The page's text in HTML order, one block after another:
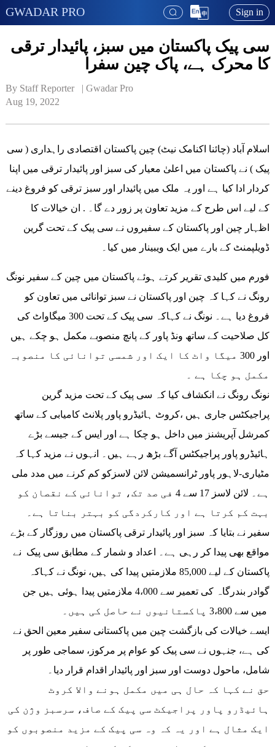
GWADAR PRO Sign in
سی پیک پاکستان میں سبز، پائیدار ترقی
کا محرک ہے، پاک چین سفرا
By Staff Reporter   | Gwadar Pro
Aug 19, 2022
اسلام آباد (چائنا اکنامک نیٹ) چین پاکستان اقتصادی راہداری ( سی
پیک ) نے پاکستان میں اعلیٰ معیار کی سبز اور پائیدار ترقی میں اپنا
کردار ادا کیا ہے اور یہ ملک میں پائیدار اور سبز ترقی کو فروغ دینے
کے لیے اس طرح کے مزید تعاون پر زور دے گا۔ . ان خیالات کا
اظہار چین اور پاکستان کے سفیروں نے سی پیک کے تحت گرین
ڈویلپمنٹ کے بارے میں ایک ویبینار میں کیا۔
فورم میں کلیدی تقریر کرتے ہوئے پاکستان میں چین کے سفیر نونگ
رونگ نے کہا کہ چین اور پاکستان نے سبز توانائی میں تعاون کو
فروغ دیا ہے۔ نونگ نے کہاکہ سی پیک کے تحت 300 میگاواٹ کی
کل صلاحیت کے ساتھ ونڈ پاور کے پانچ منصوبے مکمل ہو چکے ہیں
اور 300 میگا واٹ کا ایک اور شمسی توانائی کا منصوبہ
مکمل ہو چکا ہے ۔
نونگ رونگ نے انکشاف کیا کہ سی پیک کے تحت مزید گرین
پراجیکٹس جاری ہیں ،کروٹ ہائیڈرو پاور پلانٹ کامیابی کے ساتھ
کمرشل آپریشنز میں داخل ہو چکا ہے اور ایس کے جیسے بڑے
ہائیڈرو پاور پراجیکٹس آگے بڑھ رہے ہیں۔ انہوں نے مزید کہا کہ
مٹیاری-لاہور پاور ٹرانسمیشن لائن لاسزکو کم کرنے میں مدد ملی
ہے۔ لائن لاسز 17 سے 4 فی صد تک، توانائی کے نقصان کو
بہت کم کرتا ہے اور کارکردگی کو بہتر بناتا ہے۔
سفیر نے بتایا کہ سبز اور پائیدار ترقی پاکستان میں روزگار کے بڑے
مواقع بھی پیدا کر رہی ہے۔ اعداد و شمار کے مطابق سی پیک نے
پاکستان کے لیے 85,000 ملازمتیں پیدا کی ہیں، نونگ نے کہاکہ
گوادر بندرگاہ کی تعمیر سے 4،000 ملازمتیں پیدا ہوئی ہیں جن
ایسے خیالات کی بازگشت چین میں پاکستانی سفیر معین الحق نے
کی ہے، جنہوں نے سی پیک کو عوام پر مرکوز، سماجی طور پر
شامل، ماحول دوست اور سبز اور پائیدار اقدام قرار دیا۔
حق نے کہا کہ حال ہی میں مکمل ہونے والا کروٹ
ہائیڈرو پاور پراجیکٹ سی پیک کے صاف، سرسبز وژن کی
ایک مثال ہے اور یہ کہ وہ سی پیک کے مزید منصوبوں کو